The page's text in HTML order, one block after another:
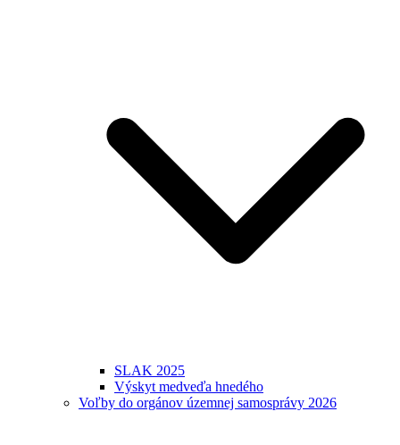
SLAK 2025
Výskyt medveďa hnedého
Voľby do orgánov územnej samosprávy 2026